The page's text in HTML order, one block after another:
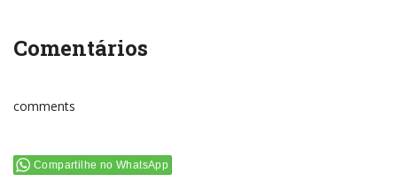
Comentários
comments
Compartilhe no WhatsApp